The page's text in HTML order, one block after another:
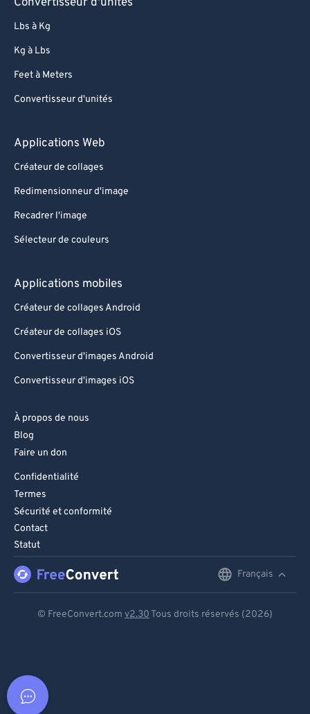
Lbs à Kg
Kg à Lbs
Feet à Meters
Convertisseur d'unités
Applications Web
Créateur de collages
Redimensionneur d'image
Recadrer l'image
Sélecteur de couleurs
Applications mobiles
Créateur de collages Android
Créateur de collages iOS
Convertisseur d'images Android
Convertisseur d'images iOS
À propos de nous
Blog
Faire un don
Confidentialité
Termes
Sécurité et conformité
Contact
Statut
Français
© FreeConvert.com v2.30 Tous droits réservés (2026)